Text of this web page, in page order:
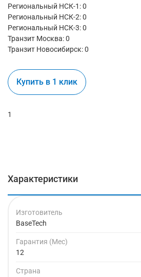
Региональный НСК-1: 0
Региональный НСК-2: 0
Региональный НСК-3: 0
Транзит Москва:0
Транзит Новосибирск:0
Купить в 1 клик
1
Характеристики
Изготовитель
BaseTech
Гарантия (Мес)
12
Страна